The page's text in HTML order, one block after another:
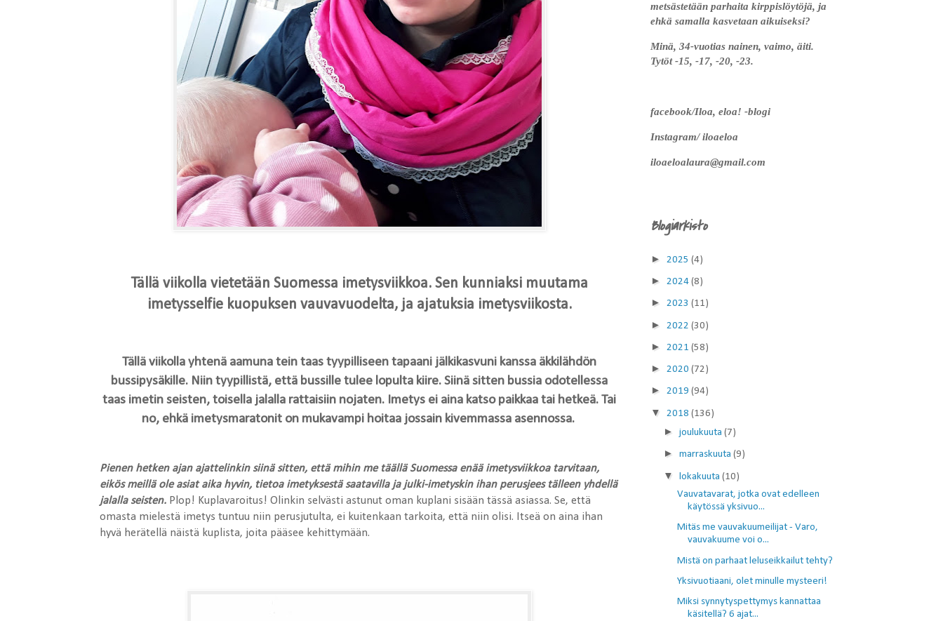
Tällä viikolla vietetään Suomessa imetysviikkoa. Sen kunniaksi muutama
imetysselfie kuopuksen vauvavuodelta, ja ajatuksia imetysviikosta.
Tällä viikolla yhtenä aamuna tein taas tyypilliseen tapaani jälkikasvuni kanssa äkkilähdön
bussipysäkille. Niin tyypillistä, että bussille tulee lopulta kiire. Siinä sitten bussia odotellessa
taas imetin seisten, toisella jalalla rattaisiin nojaten. Imetys ei aina katso paikkaa tai hetkeä. Tai
no, ehkä imetysmaratonit on mukavampi hoitaa jossain kivemmassa asennossa.
Pienen hetken ajan ajattelinkin siinä sitten, että mihin me täällä Suomessa enää imetysviikkoa tarvitaan,
eikös meillä ole asiat aika hyvin, tietoa imetyksestä saatavilla ja julki-imetyskin ihan perusjees tälleen yhdellä
jalalla seisten. Plop! Kuplavaroitus! Olinkin selvästi astunut oman kuplani sisään tässä asiassa. Se, että
omasta mielestä imetys tuntuu niin perusjutulta, ei kuitenkaan tarkoita, että niin olisi. Itseä on aina ihan
hyvä herätellä näistä kuplista, joita pääsee kehittymään.
metsästetään parhaita kirppislöytöjä, ja
ehkä samalla kasvetaan aikuiseksi?
Minä, 34-vuotias nainen, vaimo, äiti.
Tytöt -15, -17, -20, -23.
facebook/Iloa, eloa! -blogi
Instagram/ iloaeloa
iloaeloalaura@gmail.com
Blogiarkisto
► 2025 (4)
► 2024 (8)
► 2023 (11)
► 2022 (30)
► 2021 (58)
► 2020 (72)
► 2019 (94)
▼ 2018 (136)
► joulukuuta (7)
► marraskuuta (9)
▼ lokakuuta (10)
Vauvatavarat, jotka ovat edelleen
käytössä yksivuo...
Mitäs me vauvakuumeilijat - Varo,
vauvakuume voi o...
Mistä on parhaat leluseikkailut tehty?
Yksivuotiaani, olet minulle mysteeri!
Miksi synnytyspettymys kannattaa
käsitellä? 6 ajat...